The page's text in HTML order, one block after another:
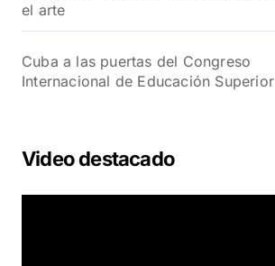
el arte
Cuba a las puertas del Congreso
Internacional de Educación Superior
Video destacado